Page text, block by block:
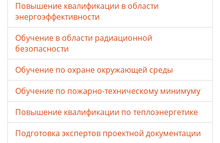
Повышение квалификации в области
энергоэффективности
Обучение в области радиационной
безопасности
Обучение по охране окружающей среды
Обучение по пожарно-техническому минимуму
Повышение квалификации по теплоэнергетике
Подготовка экспертов проектной документации